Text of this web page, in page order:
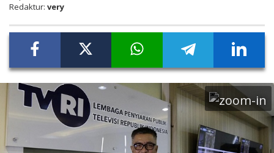
Redaktur: very